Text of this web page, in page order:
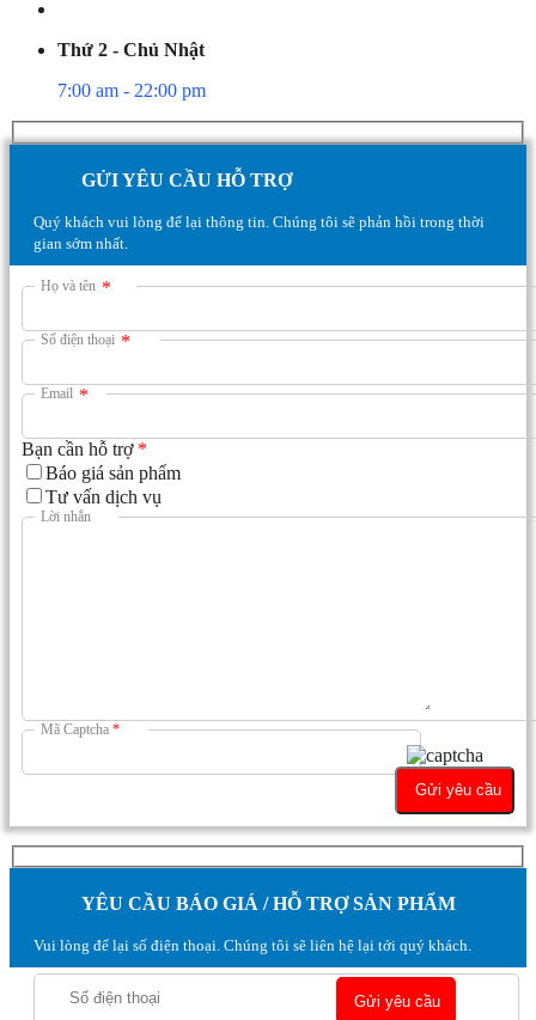
Thứ 2 - Chủ Nhật
7:00 am - 22:00 pm
GỬI YÊU CẦU HỖ TRỢ
Quý khách vui lòng để lại thông tin. Chúng tôi sẽ phản hồi trong thời
gian sớm nhất.
Họ và tên *
Số điện thoại *
Email *
Bạn cần hỗ trợ *
Báo giá sản phẩm
Tư vấn dịch vụ
Lời nhắn
Mã Captcha *
YÊU CẦU BÁO GIÁ / HỖ TRỢ SẢN PHẨM
Vui lòng để lại số điện thoại. Chúng tôi sẽ liên hệ lại tới quý khách.